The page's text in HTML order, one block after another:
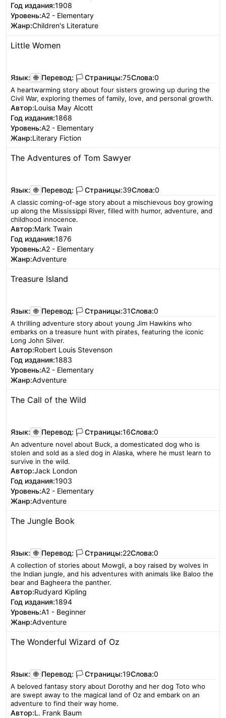
Год издания:1908
Уровень:A2 - Elementary
Жанр:Children's Literature
Little Women
Язык: 🌐 Перевод: 🏳️ Страницы:75Слова:0
A heartwarming story about four sisters growing up during the
Civil War, exploring themes of family, love, and personal growth.
Автор:Louisa May Alcott
Год издания:1868
Уровень:A2 - Elementary
Жанр:Literary Fiction
The Adventures of Tom Sawyer
Язык: 🌐 Перевод: 🏳️ Страницы:39Слова:0
A classic coming-of-age story about a mischievous boy growing
up along the Mississippi River, filled with humor, adventure, and
childhood innocence.
Автор:Mark Twain
Год издания:1876
Уровень:A2 - Elementary
Жанр:Adventure
Treasure Island
Язык: 🌐 Перевод: 🏳️ Страницы:31Слова:0
A thrilling adventure story about young Jim Hawkins who
embarks on a treasure hunt with pirates, featuring the iconic
Long John Silver.
Автор:Robert Louis Stevenson
Год издания:1883
Уровень:A2 - Elementary
Жанр:Adventure
The Call of the Wild
Язык: 🌐 Перевод: 🏳️ Страницы:16Слова:0
An adventure novel about Buck, a domesticated dog who is
stolen and sold as a sled dog in Alaska, where he must learn to
survive in the wild.
Автор:Jack London
Год издания:1903
Уровень:A2 - Elementary
Жанр:Adventure
The Jungle Book
Язык: 🌐 Перевод: 🏳️ Страницы:22Слова:0
A collection of stories about Mowgli, a boy raised by wolves in
the Indian jungle, and his adventures with animals like Baloo the
bear and Bagheera the panther.
Автор:Rudyard Kipling
Год издания:1894
Уровень:A1 - Beginner
Жанр:Adventure
The Wonderful Wizard of Oz
Язык: 🌐 Перевод: 🏳️ Страницы:19Слова:0
A beloved fantasy story about Dorothy and her dog Toto who
are swept away to the magical land of Oz and embark on an
adventure to find their way home.
Автор:L. Frank Baum